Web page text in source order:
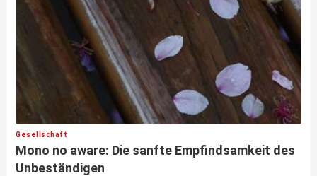
Gesellschaft
Mono no aware: Die sanfte Empfindsamkeit des
Unbeständigen